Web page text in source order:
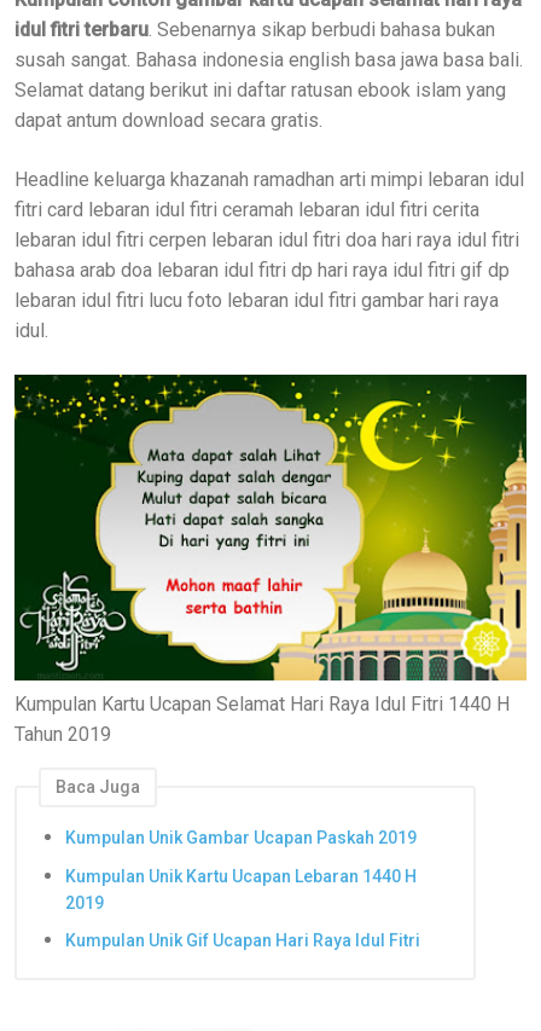
idul fitri terbaru. Sebenarnya sikap berbudi bahasa bukan
susah sangat. Bahasa indonesia english basa jawa basa bali.
Selamat datang berikut ini daftar ratusan ebook islam yang
dapat antum download secara gratis.
Headline keluarga khazanah ramadhan arti mimpi lebaran idul
fitri card lebaran idul fitri ceramah lebaran idul fitri cerita
lebaran idul fitri cerpen lebaran idul fitri doa hari raya idul fitri
bahasa arab doa lebaran idul fitri dp hari raya idul fitri gif dp
lebaran idul fitri lucu foto lebaran idul fitri gambar hari raya
idul.
Kumpulan Kartu Ucapan Selamat Hari Raya Idul Fitri 1440 H
Tahun 2019
Baca Juga
Kumpulan Unik Gambar Ucapan Paskah 2019
Kumpulan Unik Kartu Ucapan Lebaran 1440 H
2019
Kumpulan Unik Gif Ucapan Hari Raya Idul Fitri